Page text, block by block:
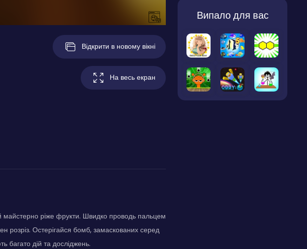
Відкрити в новому вікні
На весь екран
ріже фрукти. Швидко проводь пальцем
розріз. Остерігайся бомб, замаскованих серед
багато дій та досліджень.
Випало для вас